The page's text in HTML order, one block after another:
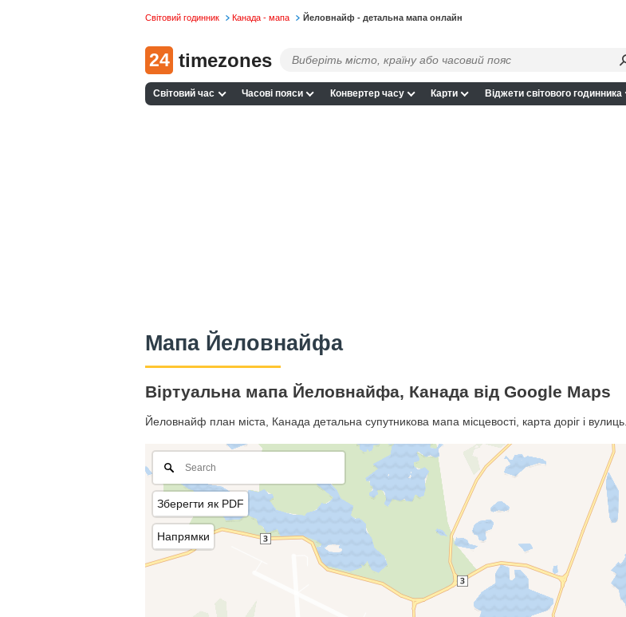
Світовий годинник Канада - мапа Йеловнайф - детальна мапа онлайн
24 timezones
Світовий час Часові пояси Конвертер часу Карти Віджети світового годинника
Мапа Йеловнайфа
Віртуальна мапа Йеловнайфа, Канада від Google Maps
Йеловнайф план міста, Канада детальна супутникова мапа місцевості, карта доріг і вулиць.
Зберегти як PDF
Напрямки